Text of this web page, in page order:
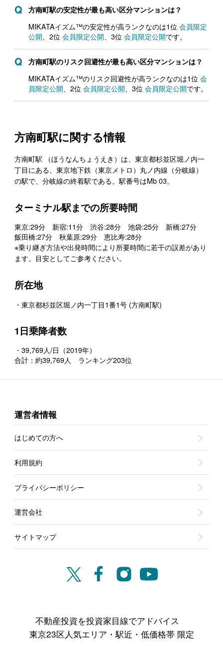
方南町駅の安定性が最も高い区分マンションは？
MIKATAイズム™の安定性が高ランクなのは1位会員限定
公開、2位会員限定公開、3位会員限定公開です。
方南町駅のリスク回避性が最も高い区分マンションは？
MIKATAイズム™のリスク回避性が高ランクなのは1位会
員限定公開、2位会員限定公開、3位会員限定公開です。
方南町駅に関する情報
方南町駅 （ほうなんちょうえき）は、東京都杉並区堀ノ内一
丁目にある、東京地下鉄（東京メトロ）丸ノ内線（分岐線）
の駅で、分岐線の終着駅である。駅番号はMb 03。
ターミナル駅までの所要時間
東京:29分 新宿:11分 渋谷:28分 池袋:25分 新橋:27分
飯田橋:27分 秋葉原:29分 恵比寿:28分
※乗り継ぎ方法や出発時間により所要時間に若干の誤差があり
ます。目安としてご参考ください。
所在地
・東京都杉並区堀ノ内一丁目1番1号 (方南町駅)
1日乗降者数
・39,769人/日（2019年）
合計：約39,769人 ランキング203位
運営者情報
はじめての方へ
利用規約
プライバシーポリシー
運営会社
サイトマップ
不動産投資を投資家目線でアドバイス
東京23区人気エリア・駅近・低価格帯 限定